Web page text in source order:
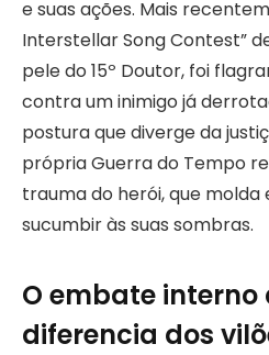
e suas ações. Mais
Interstellar Song Contest”
pele do 15º Doutor, foi
contra um inimigo já
postura que diverge da
própria Guerra do Tempo
trauma do herói, que molda
sucumbir às suas sombras.
O embate interno
diferencia dos